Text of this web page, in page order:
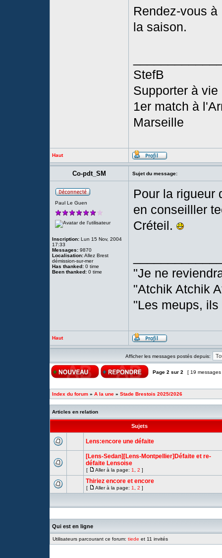
Rendez-vous
la saison.
StefB
Supporter à vie
1er match à
Marseille
Haut
Co-pdt_SM Sujet du message:
Paul Le Guen
Inscription: Lun 15 Nov, 2004
17:33
Messages: 9870
Localisation:Allez Brest
démission-sur-mer
Has thanked: 0 time
Been thanked: 0 time
Pour la rigueur
en conseilller
Créteil.
"Je ne
"Atchik Atchik
"Les meups,
Haut
Afficher les messages postés depuis:
Page 2 sur 2 [ 19
Index du forum » A la une » Stade Brestois 2025/2026
Articles en relation
Sujets
Lens:encore une défaite
[Lens-Sedan][Lens-Montpellier]Défaite et re-
défaite Lensoise
[ Aller à la page: 1 2 ]
Thiriez encore et encore
[ Aller à la page: 1 2 ]
Qui est en ligne
Utilisateurs parcourant ce forum: tiede et 11 invités